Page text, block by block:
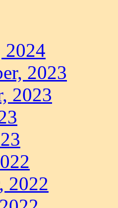
2024
2023
2023
2022